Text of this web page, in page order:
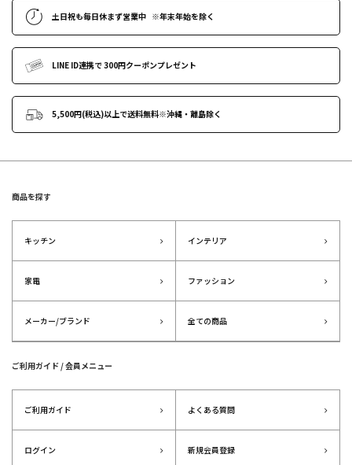
土日祝も毎日休まず営業中 ※年末年始を除く
LINE ID連携で300円クーポンプレゼント
5,500円(税込)以上で送料無料※沖縄・離島除く
商品を探す
キッチン インテリア
家電 ファッション
メーカー/ブランド 全ての商品
ご利用ガイド / 会員メニュー
ご利用ガイド よくある質問
ログイン 新規会員登録